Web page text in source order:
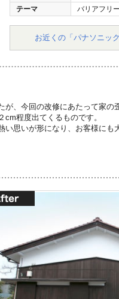
テーマ
バリアフリ
お近くの「パナソニッ
が、今回の改修にあたって家
程度出てくるものです。
思いが形になり、お客様にも